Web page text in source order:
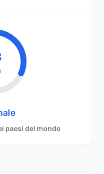
paesi del mondo